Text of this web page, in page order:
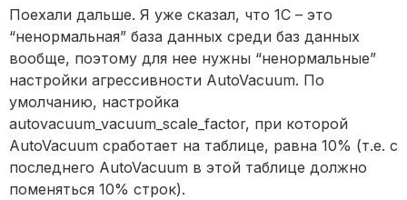
Поехали дальше. Я уже сказал, что 1С – это
“ненормальная” база данных среди баз данных
вообще, поэтому для нее нужны “ненормальные”
настройки агрессивности AutoVacuum. По
умолчанию, настройка
autovacuum_vacuum_scale_factor, при которой
AutoVacuum сработает на таблице, равна 10% (т.е. с
последнего AutoVacuum в этой таблице должно
поменяться 10% строк).